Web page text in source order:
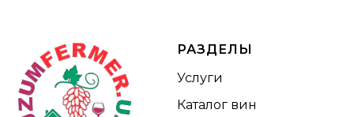
РАЗДЕЛЫ
Услуги
Каталог вин